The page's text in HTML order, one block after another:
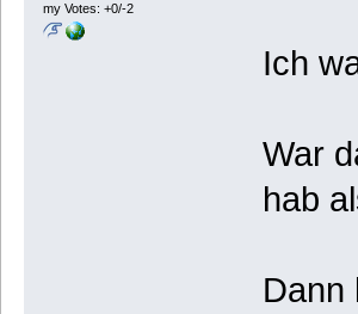
my Votes: +0/-2
Ich
War
hab
Dann